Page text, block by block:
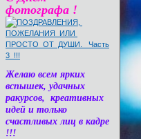
фотографа !
Желаю всем ярких
вспышек, удачных
ракурсов, креативных
идей и только
счастливых лиц в кадре
!!!